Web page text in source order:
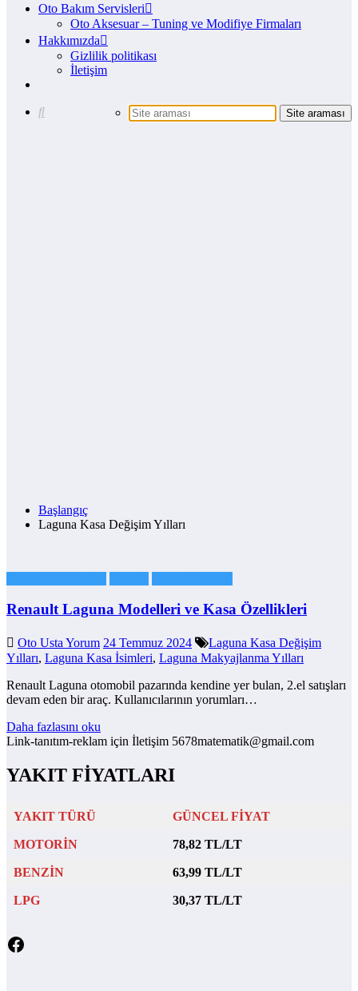
Oto Bakım Servisleri
Oto Aksesuar – Tuning ve Modifiye Firmaları
Hakkımızda
Gizlilik politikası
İletişim
Başlangıç
Laguna Kasa Değişim Yılları
Renault Laguna Modelleri ve Kasa Özellikleri
Oto Usta Yorum 24 Temmuz 2024
Laguna Kasa Değişim
Yılları, Laguna Kasa İsimleri, Laguna Makyajlanma Yılları
Renault Laguna otomobil pazarında kendine yer bulan, 2.el satışları
devam eden bir araç. Kullanıcılarının yorumları…
Daha fazlasını oku
Link-tanıtım-reklam için İletişim 5678matematik@gmail.com
YAKIT FİYATLARI
YAKIT TÜRÜ GÜNCEL FİYAT
MOTORİN 78,82 TL/LT
BENZİN 63,99 TL/LT
LPG 30,37 TL/LT
Facebook